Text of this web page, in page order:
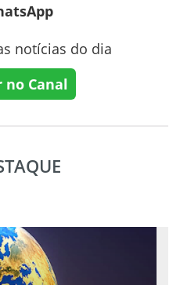
notícias do dia
no Canal